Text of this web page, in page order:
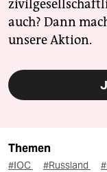
auch? Dann
unsere Aktion.
Themen
#IOC #Russland